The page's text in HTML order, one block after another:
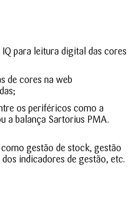
para leitura digital das cores
de cores na web
os periféricos como a
a balança Sartorius PMA.
gestão de stock, gestão
indicadores de gestão, etc.